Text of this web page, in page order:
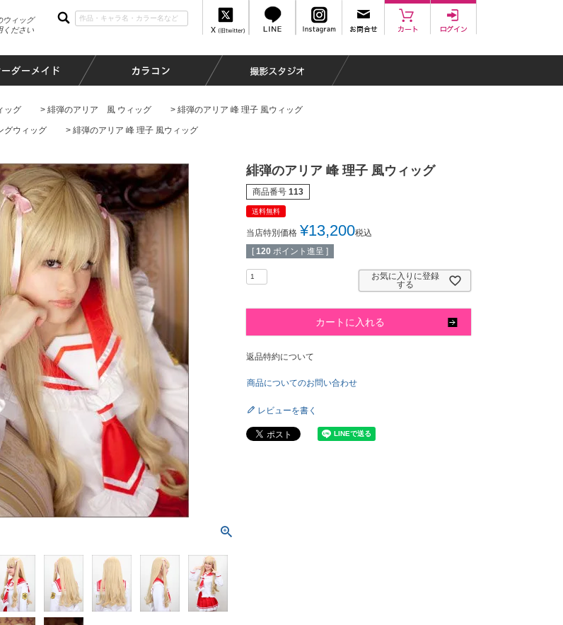
ウィッグ
ください
ッグ 緋弾のアリア 風 ウィッグ 緋弾のアリア 峰 理子 風ウィッグ
グウィッグ 緋弾のアリア 峰 理子 風ウィッグ
緋弾のアリア 峰 理子 風ウィッグ
商品番号 113
送料無料
当店特別価格 ¥13,200税込
[ 120 ポイント進呈 ]
お気に入りに登録
する
カートに入れる
返品特約について
商品についてのお問い合わせ
レビューを書く